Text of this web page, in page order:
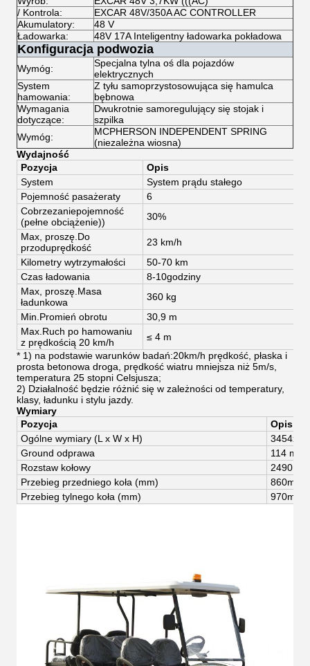
/ Kontrola:
EXCAR 48V/350A AC CONTROLLER
Akumulatory:
48 V
Ładowarka:
48V 17A Inteligentny ładowarka pokładowa
Konfiguracja podwozia
Wymóg:
Specjalna tylna oś dla pojazdów
elektrycznych
System
hamowania:
Z tyłu samoprzystosowująca się hamulca
bębnowa
Wymagania
dotyczące:
Dwukrotnie samoregulujący się stojak i
szpilka
Wymóg:
MCPHERSON INDEPENDENT SPRING
(niezależna wiosna)
Wydajność
Pozycja
Opis
System
System prądu stałego
Pojemność pasażeraty 6
Cobrzezaniepojemność
(pełne obciążenie)) 30%
Max, proszę. Do
przoduprędkość 23 km/h
Kilometry wytrzymałości
50-70 km
Czas ładowania
8-10godziny
Max, proszę. Masa
ładunkowa
360 kg
Min. Promień obrotu 30,9 m
Max.Ruch po hamowaniu
z prędkością 20 km/h
≤ 4 m
* 1) na podstawie warunków badań:20km/h prędkość, płaska i
prosta betonowa droga, prędkość wiatru mniejsza niż 5m/s,
temperatura 25 stopni Celsjusza;
2) Działalność będzie różnić się w zależności od temperatury,
klasy, ładunku i stylu jazdy.
Wymiary
Pozycja
Opis
Ogólne wymiary (L x W x H) 3454x
Ground odprawa
114 mm
Rozstaw kołowy
2490
Przebieg przedniego koła (mm)
860mm
Przebieg tylnego koła (mm)
970mm